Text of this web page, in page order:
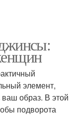
элемент,
образ. В этой
подворота